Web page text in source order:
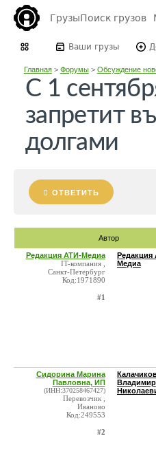
ГрузыПоиск грузов
Ваши грузы
Главная> Форумы> Обсуждение
С 1
запретит
долгами
ОТВЕТИТЬ
Автор
Редакция АТИ-Медиа
IT-компания ,
Санкт-Петербург
Код:1971890
#1
Редакция
Медиа
Сидорина Марина
Павловна, ИП
(ИНН:370258467427)
Перевозчик ,
Иваново
Код:249553
#2
Владимир